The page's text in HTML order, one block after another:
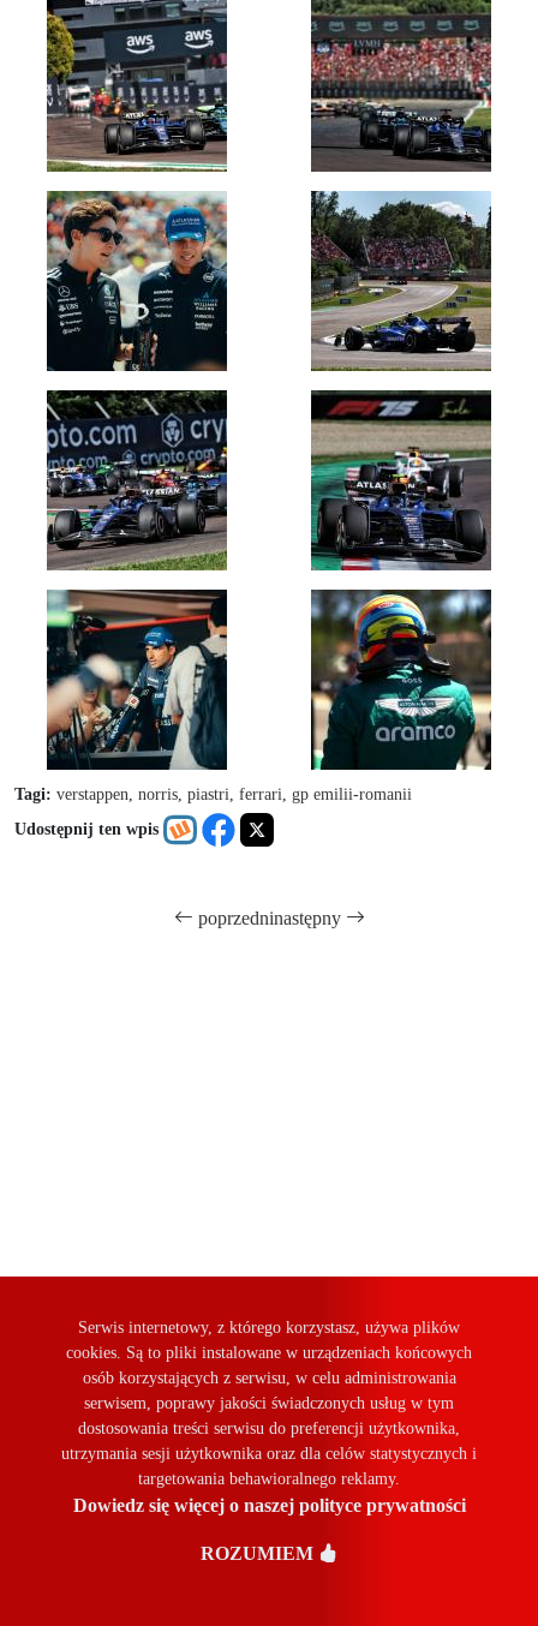
Tagi: verstappen, norris, piastri, ferrari, gp emilii-romanii
Udostępnij ten wpis
poprzedninastępny
39 KOMENTARZY
Serwis internetowy, z którego korzystasz, używa plików
cookies. Są to pliki instalowane w urządzeniach końcowych
osób korzystających z serwisu, w celu administrowania
serwisem, poprawy jakości świadczonych usług w tym
dostosowania treści serwisu do preferencji użytkownika,
utrzymania sesji użytkownika oraz dla celów statystycznych i
targetowania behawioralnego reklamy.
Dowiedz się więcej o naszej polityce prywatności
ROZUMIEM